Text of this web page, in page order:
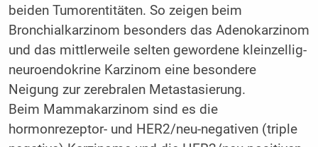
beiden Tumorentitäten. So zeigen beim
Bronchialkarzinom besonders das Adenokarzinom
und das mittlerweile selten gewordene kleinzellig-
neuroendokrine Karzinom eine besondere
Neigung zur zerebralen Metastasierung.
Beim Mammakarzinom sind es die
hormonrezeptor- und HER2/neu-negativen (triple